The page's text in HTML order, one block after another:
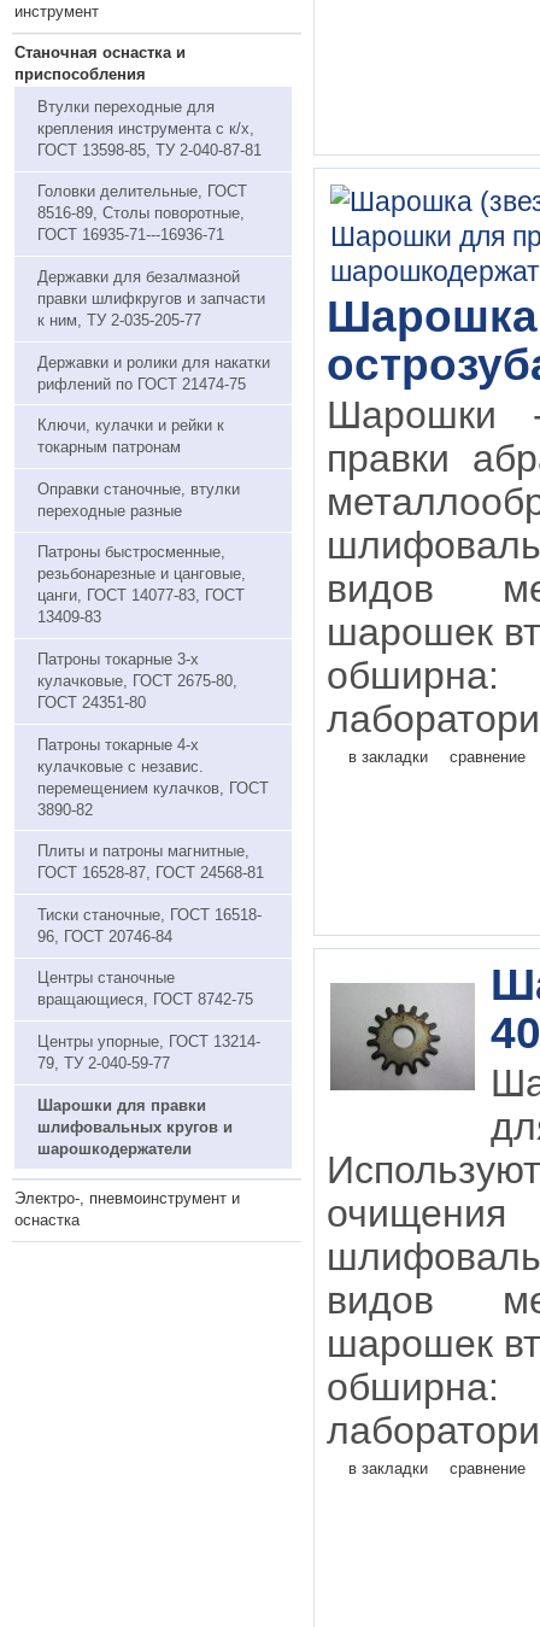
инструмент
Станочная оснастка и
приспособления
Втулки переходные для
крепления инструмента с к/х,
ГОСТ 13598-85, ТУ 2-040-87-81
Головки делительные, ГОСТ
8516-89, Столы поворотные,
ГОСТ 16935-71---16936-71
Державки для безалмазной
правки шлифкругов и запчасти
к ним, ТУ 2-035-205-77
Державки и ролики для накатки
рифлений по ГОСТ 21474-75
Ключи, кулачки и рейки к
токарным патронам
Оправки станочные, втулки
переходные разные
Патроны быстросменные,
резьбонарезные и цанговые,
цанги, ГОСТ 14077-83, ГОСТ
13409-83
Патроны токарные 3-х
кулачковые, ГОСТ 2675-80,
ГОСТ 24351-80
Патроны токарные 4-х
кулачковые с независ.
перемещением кулачков, ГОСТ
3890-82
Плиты и патроны магнитные,
ГОСТ 16528-87, ГОСТ 24568-81
Тиски станочные, ГОСТ 16518-
96, ГОСТ 20746-84
Центры станочные
вращающиеся, ГОСТ 8742-75
Центры упорные, ГОСТ 13214-
79, ТУ 2-040-59-77
Шарошки для правки
шлифовальных кругов и
шарошкодержатели
Электро-, пневмоинструмент и
оснастка
Шарошка
Шарошки
правки
видов
шарошек
в закладки сравнение
видов
шарошек
в закладки сравнение